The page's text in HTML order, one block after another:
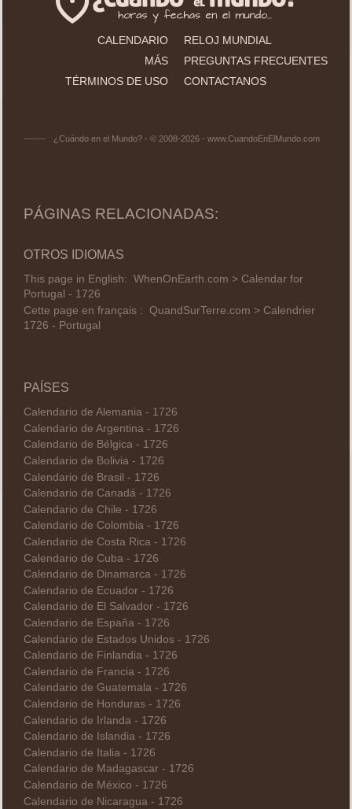
CALENDARIO
RELOJ MUNDIAL
MÁS
PREGUNTAS FRECUENTES
TÉRMINOS DE USO
CONTACTANOS
¿Cuándo en el Mundo? - © 2008-2026 - www.CuandoEnElMundo.com
PÁGINAS RELACIONADAS:
OTROS IDIOMAS
This page in English: WhenOnEarth.com > Calendar for
Portugal - 1726
Cette page en français : QuandSurTerre.com > Calendrier
1726 - Portugal
PAÍSES
Calendario de Alemania - 1726
Calendario de Argentina - 1726
Calendario de Bélgica - 1726
Calendario de Bolivia - 1726
Calendario de Brasil - 1726
Calendario de Canadá - 1726
Calendario de Chile - 1726
Calendario de Colombia - 1726
Calendario de Costa Rica - 1726
Calendario de Cuba - 1726
Calendario de Dinamarca - 1726
Calendario de Ecuador - 1726
Calendario de El Salvador - 1726
Calendario de España - 1726
Calendario de Estados Unidos - 1726
Calendario de Finlandia - 1726
Calendario de Francia - 1726
Calendario de Guatemala - 1726
Calendario de Honduras - 1726
Calendario de Irlanda - 1726
Calendario de Islandia - 1726
Calendario de Italia - 1726
Calendario de Madagascar - 1726
Calendario de México - 1726
Calendario de Nicaragua - 1726